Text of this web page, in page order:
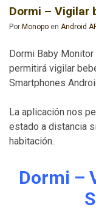
Dormi – Vigilar
Por Monopo en Android
Dormi Baby
permitirá vigilar
Smartphones
La aplicación nos
estado a distancia
habitación.
Dormi –